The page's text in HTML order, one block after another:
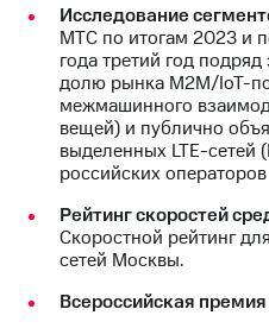
Исследование
МТС по итогам 2023 и
года третий год
долю рынка M2M/IoT-
межмашинного
вещей) и публично
выделенных LTE-сетей
российских
Рейтинг скоростей
Скоростной рейтинг
сетей Москвы.
Всероссийская